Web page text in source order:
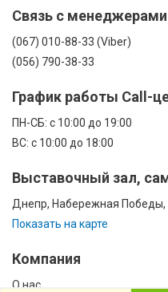
Связь с менеджерами
(067) 010-88-33 (Viber)
(056) 790-38-33
График работы Call-
ПН-CБ: с 10:00 до 19:00
ВС: с 10:00 до 18:00
Выставочный зал,
Днепр, Набережная Победы,
Показать на карте
Компания
О нас